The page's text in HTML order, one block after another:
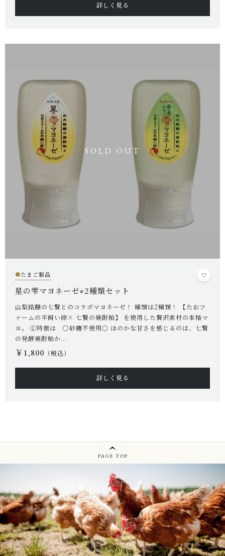
詳しく見る
●たまご製品
星の雫マヨネーゼ⭐︎2種類セット
山梨銘醸の七賢とのコラボマヨネーゼ！ 種類は2種類！ 【たおフ
ァームの平飼い卵× 七賢の焼酎粕】 を使用した贅沢素材の本格マ
ヨ。 ①特徴は ○砂糖不使用○ ほのかな甘さを感じるのは、七賢
の発酵焼酎粕か...
￥1,800 （税込）
詳しく見る
PAGE TOP